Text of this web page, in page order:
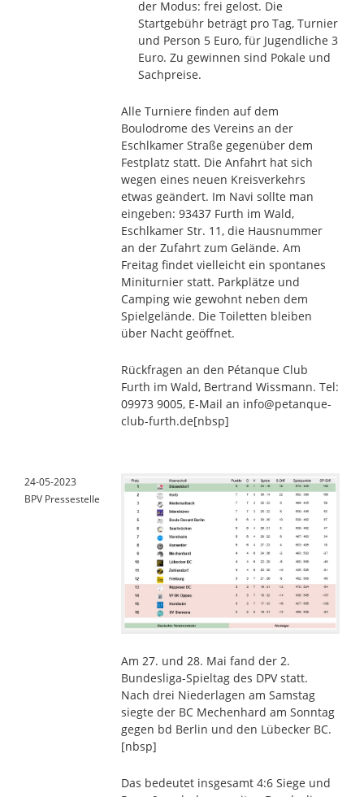
der Modus: frei gelost. Die
Startgebühr beträgt pro Tag, Turnier
und Person 5 Euro, für Jugendliche 3
Euro. Zu gewinnen sind Pokale und
Sachpreise.
Alle Turniere finden auf dem
Boulodrome des Vereins an der
Eschlkamer Straße gegenüber dem
Festplatz statt. Die Anfahrt hat sich
wegen eines neuen Kreisverkehrs
etwas geändert. Im Navi sollte man
eingeben: 93437 Furth im Wald,
Eschlkamer Str. 11, die Hausnummer
an der Zufahrt zum Gelände. Am
Freitag findet vielleicht ein spontanes
Miniturnier statt. Parkplätze und
Camping wie gewohnt neben dem
Spielgelände. Die Toiletten bleiben
über Nacht geöffnet.
Rückfragen an den Pétanque Club
Furth im Wald, Bertrand Wissmann. Tel:
09973 9005, E-Mail an info@petanque-
club-furth.de[nbsp]
Am 27. und 28. Mai fand der 2.
Bundesliga-Spieltag des DPV statt.
Nach drei Niederlagen am Samstag
siegte der BC Mechenhard am Sonntag
gegen bd Berlin und den Lübecker BC.
[nbsp]
Das bedeutet insgesamt 4:6 Siege und
24-05-2023
BPV Pressestelle